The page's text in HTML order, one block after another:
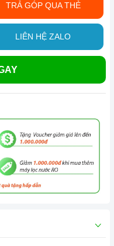
TRẢ GÓP QUA THẺ
LIÊN HỆ ZALO